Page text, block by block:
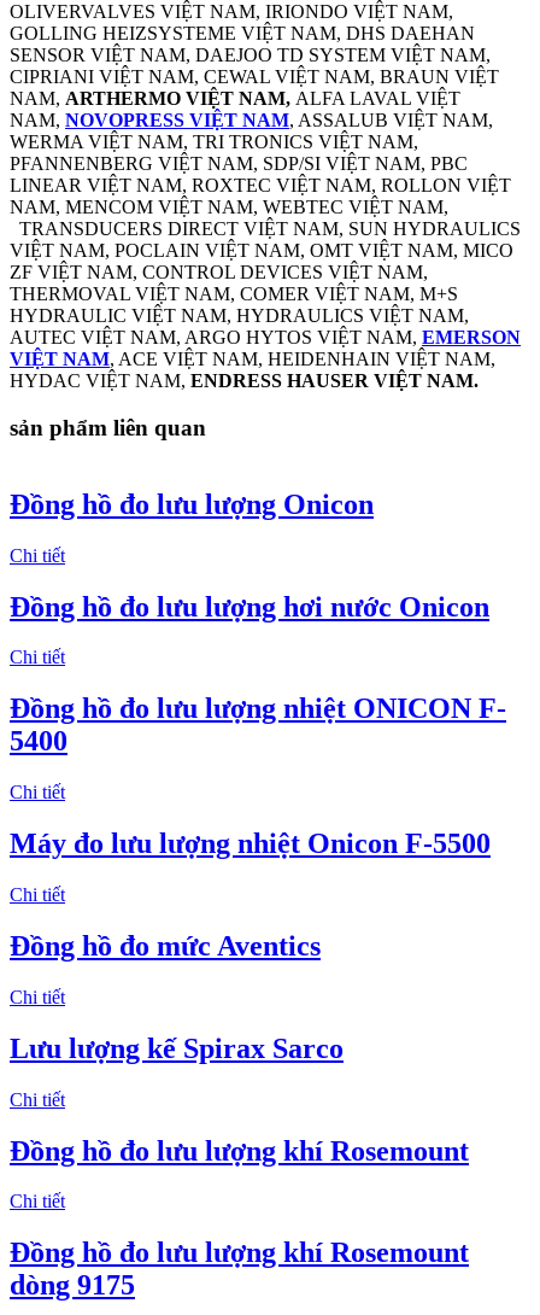
OLIVERVALVES VIỆT NAM, IRIONDO VIỆT NAM,
GOLLING HEIZSYSTEME VIỆT NAM, DHS DAEHAN
SENSOR VIỆT NAM, DAEJOO TD SYSTEM VIỆT NAM,
CIPRIANI VIỆT NAM, CEWAL VIỆT NAM, BRAUN VIỆT
NAM, ARTHERMO VIỆT NAM, ALFA LAVAL VIỆT
NAM, NOVOPRESS VIỆT NAM, ASSALUB VIỆT NAM,
WERMA VIỆT NAM, TRI TRONICS VIỆT NAM,
PFANNENBERG VIỆT NAM, SDP/SI VIỆT NAM, PBC
LINEAR VIỆT NAM, ROXTEC VIỆT NAM, ROLLON VIỆT
NAM, MENCOM VIỆT NAM, WEBTEC VIỆT NAM,
TRANSDUCERS DIRECT VIỆT NAM, SUN HYDRAULICS
VIỆT NAM, POCLAIN VIỆT NAM, OMT VIỆT NAM, MICO
ZF VIỆT NAM, CONTROL DEVICES VIỆT NAM,
THERMOVAL VIỆT NAM, COMER VIỆT NAM, M+S
HYDRAULIC VIỆT NAM, HYDRAULICS VIỆT NAM,
AUTEC VIỆT NAM, ARGO HYTOS VIỆT NAM, EMERSON
VIỆT NAM, ACE VIỆT NAM, HEIDENHAIN VIỆT NAM,
HYDAC VIỆT NAM, ENDRESS HAUSER VIỆT NAM.
sản phẩm liên quan
Đồng hồ đo lưu lượng Onicon
Chi tiết
Đồng hồ đo lưu lượng hơi nước Onicon
Chi tiết
Đồng hồ đo lưu lượng nhiệt ONICON F-
5400
Chi tiết
Máy đo lưu lượng nhiệt Onicon F-5500
Chi tiết
Đồng hồ đo mức Aventics
Chi tiết
Lưu lượng kế Spirax Sarco
Chi tiết
Đồng hồ đo lưu lượng khí Rosemount
Chi tiết
Đồng hồ đo lưu lượng khí Rosemount
dòng 9175